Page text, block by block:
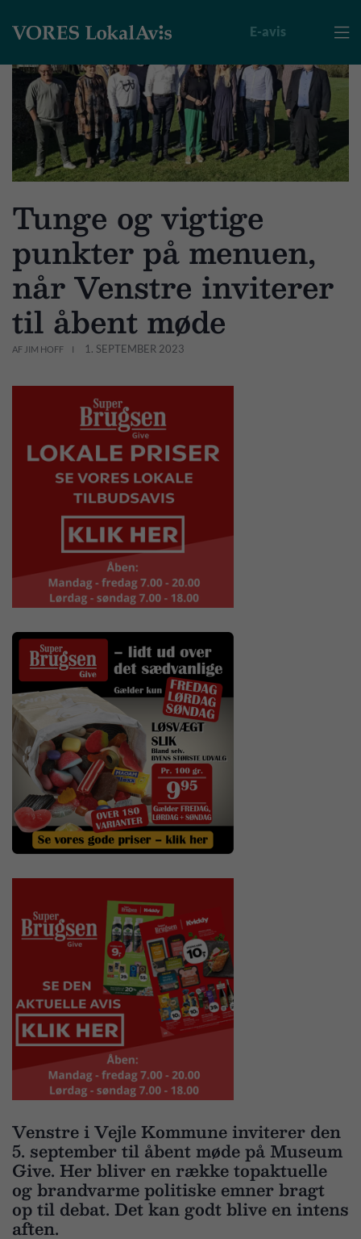

E-avis
Tunge og vigtige
punkter på menuen,
når Venstre inviterer
til åbent møde
AF JIM HOFF 1. SEPTEMBER 2023
Venstre i Vejle Kommune inviterer den
5. september til åbent møde på Museum
Give. Her bliver en række topaktuelle
og brandvarme politiske emner bragt
op til debat. Det kan godt blive en intens
aften.